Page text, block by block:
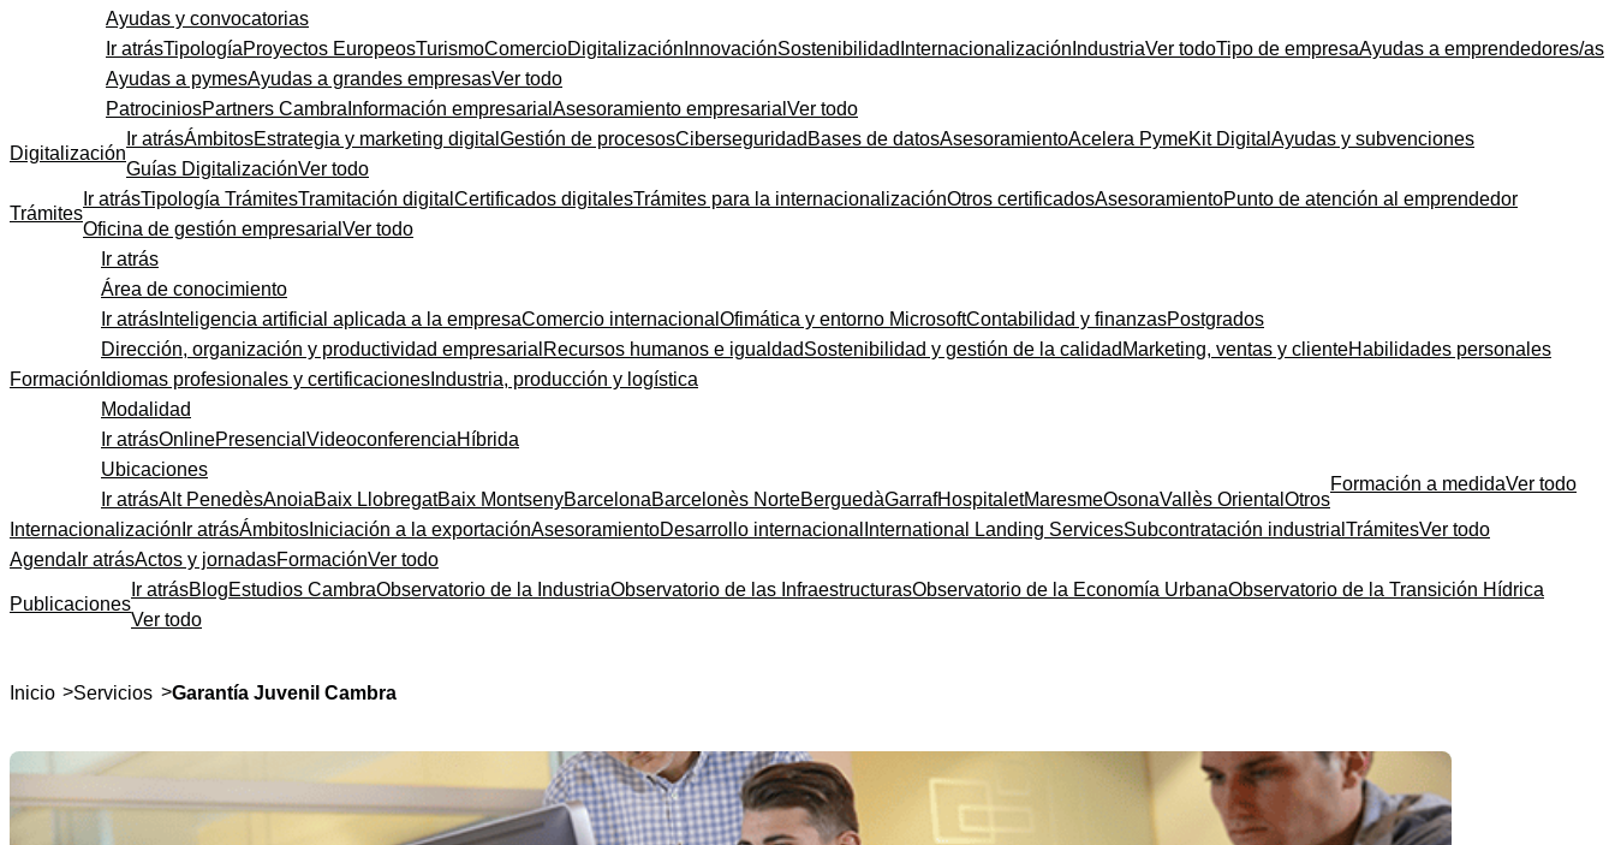
Ayudas y convocatorias
Ir atrásTipologíaProyectos EuropeosTurismoComercioDigitalización InnovaciónSostenibilidad Internacionalización IndustriaVer todoTipo de empresaAyudas a emprendedores/as
Ayudas a pymesAyudas a grandes empresasVer todo
PatrociniosPartners Cambra Información empresarial Asesoramiento empresarial Ver todo
Digitalización
Ir atrásÁmbitosEstrategia y marketing digital Gestión de procesosCiberseguridad Bases de datosAsesoramientoAcelera PymeKit Digital Ayudas y subvenciones
Guías DigitalizaciónVer todo
Trámites
Ir atrásTipología TrámitesTramitación digital Certificados digitalesTrámites para la internacionalizaciónOtros certificadosAsesoramientoPunto de atención al emprendedor
Oficina de gestión empresarial Ver todo
Formación
Ir atrás
Área de conocimiento
Ir atrás Inteligencia artificial aplicada a la empresaComercio internacional Ofimática y entorno MicrosoftContabilidad y finanzasPostgrados
Dirección, organización y productividad empresarial Recursos humanos e igualdadSostenibilidad y gestión de la calidad Marketing, ventas y clienteHabilidades personales
Idiomas profesionales y certificaciones Industria, producción y logística
Modalidad
Ir atrásOnlinePresencial VideoconferenciaHíbrida
Ubicaciones
Ir atrásAlt PenedèsAnoiaBaix LlobregatBaix MontsenyBarcelonaBarcelonès NorteBerguedàGarrafHospitaletMaresmeOsonaVallès Oriental Otros
Formación a medidaVer todo
Internacionalización Ir atrásÁmbitos Iniciación a la exportaciónAsesoramientoDesarrollo internacional International Landing ServicesSubcontratación industrial TrámitesVer todo
Agenda Ir atrásActos y jornadasFormaciónVer todo
Publicaciones
Ir atrásBlogEstudios CambraObservatorio de la IndustriaObservatorio de las InfraestructurasObservatorio de la Economía UrbanaObservatorio de la Transición Hídrica
Ver todo
Inicio >Servicios >Garantía Juvenil Cambra